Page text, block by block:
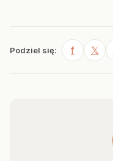
Podziel się: f 𝕏